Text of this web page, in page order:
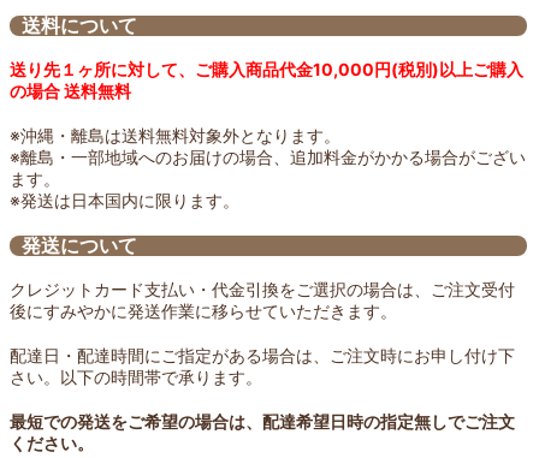
送料について
送り先１ヶ所に対して、ご購入商品代金10,000円(税別)以上ご購入
の場合 送料無料
※沖縄・離島は送料無料対象外となります。
※離島・一部地域へのお届けの場合、追加料金がかかる場合がござい
ます。
※発送は日本国内に限ります。
発送について
クレジットカード支払い・代金引換をご選択の場合は、ご注文受付
後にすみやかに発送作業に移らせていただきます。
配達日・配達時間にご指定がある場合は、ご注文時にお申し付け下
さい。以下の時間帯で承ります。
最短での発送をご希望の場合は、配達希望日時の指定無しでご注文
ください。